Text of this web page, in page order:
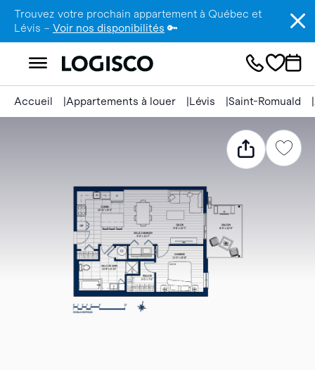
Trouvez votre prochain appartement à Québec et
Lévis – Voir nos disponibilités 🔑
Accueil Appartements à louer Lévis Saint-Romuald